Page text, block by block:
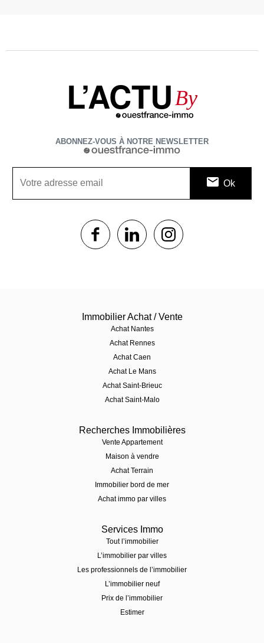
L’ACTU By
ABONNEZ-VOUS À NOTRE NEWSLETTER
1$s 1$s
Immobilier Achat / Vente
Achat Nantes
Achat Rennes
Achat Caen
Achat Le Mans
Achat Saint-Brieuc
Achat Saint-Malo
Recherches Immobilières
Vente Appartement
Maison à vendre
Achat Terrain
Immobilier bord de mer
Achat immo par villes
Services Immo
Tout l’immobilier
L’immobilier par villes
Les professionnels de l’immobilier
L’immobilier neuf
Prix de l’immobilier
Estimer